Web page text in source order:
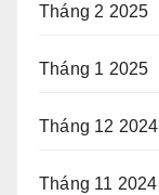
Tháng 2 2025
Tháng 1 2025
Tháng 12 2024
Tháng 11 2024